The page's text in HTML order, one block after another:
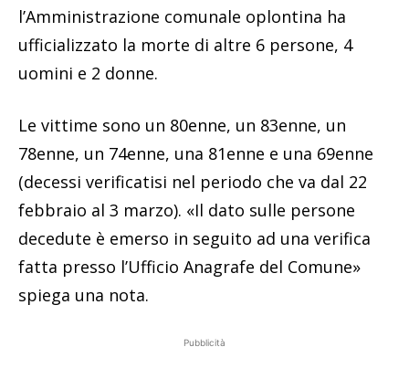
l’Amministrazione comunale oplontina ha
ufficializzato la morte di altre 6 persone, 4
uomini e 2 donne.
Le vittime sono un 80enne, un 83enne, un
78enne, un 74enne, una 81enne e una 69enne
(decessi verificatisi nel periodo che va dal 22
febbraio al 3 marzo). «Il dato sulle persone
decedute è emerso in seguito ad una verifica
fatta presso l’Ufficio Anagrafe del Comune»
spiega una nota.
Pubblicità